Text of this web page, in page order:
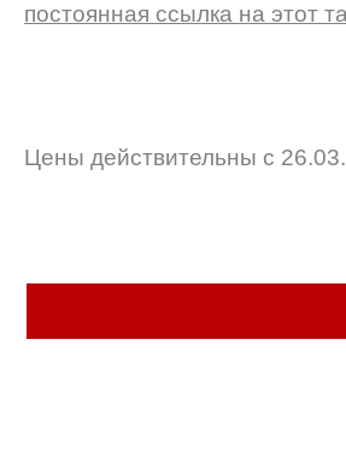
постоянная ссылка на этот
Цены действительны с